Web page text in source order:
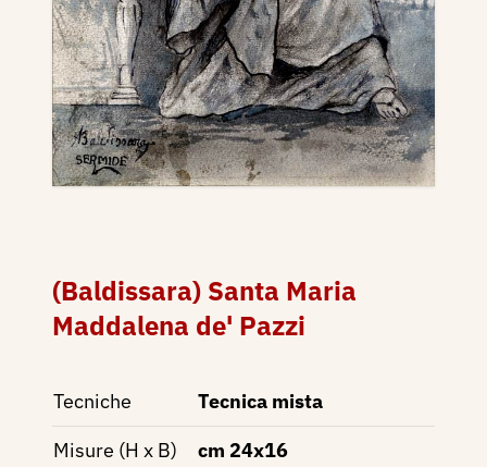
(Baldissara) Santa Maria
Maddalena de' Pazzi
Tecniche
Tecnica mista
Misure (H x B)
cm 24x16